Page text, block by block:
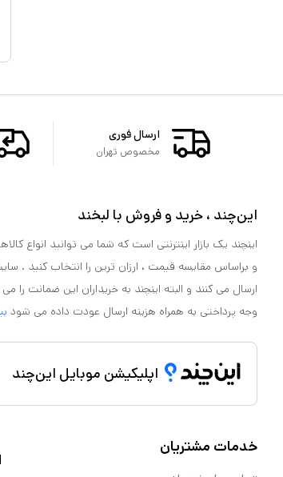
ارسال فوری
مخصوص تهران
این‌چند ، خرید و فروش با لبخند
اینچند یک بازار اینترنتی است که شما می توانید انواع
و براساس مقایسه قیمت ، ارزان ترین را انتخاب کنید .
ارسال می کنند و البته اینچند به خریداران این ضمانت
وجه پرداختی به همراه هزینه ارسال عودت داده می شود
اپلیکیشن موبایل این‌چند
خدمات مشتریان